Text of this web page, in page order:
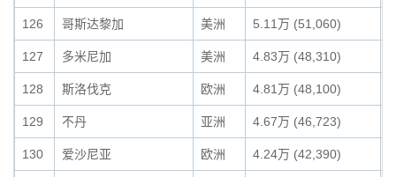
126 哥斯达黎加 美洲 5.11万 (51,060)
127 多米尼加 美洲 4.83万 (48,310)
128 斯洛伐克 欧洲 4.81万 (48,100)
129 不丹 亚洲 4.67万 (46,723)
130 爱沙尼亚 欧洲 4.24万 (42,390)